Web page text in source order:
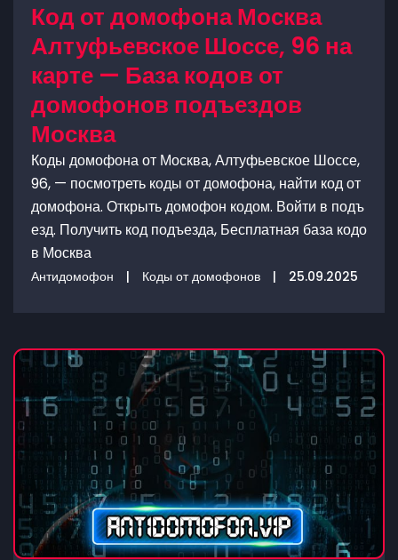
Код от домофона Москва
Алтуфьевское Шоссе, 96 на
карте — База кодов от
домофонов подъездов
Москва
Коды домофона от Москва, Алтуфьевское Шоссе,
96, — посмотреть коды от домофона, найти код от
домофона. Открыть домофон кодом. Войти в подъ
езд. Получить код подъезда, Бесплатная база кодо
в Москва
Антидомофон | Коды от домофонов | 25.09.2025